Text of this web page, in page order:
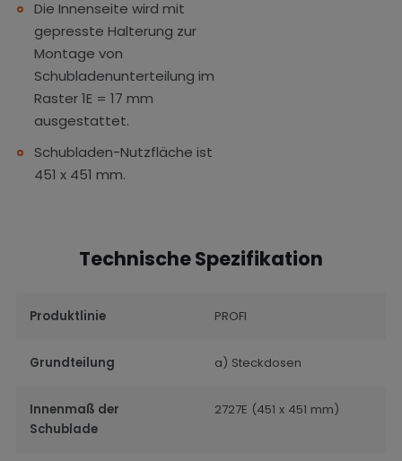
Die Innenseite wird mit
gepresste Halterung zur
Montage von
Schubladenunterteilung im
Raster 1E = 17 mm
ausgestattet.
Schubladen-Nutzfläche ist
451 x 451 mm.
Technische Spezifikation
Produktlinie PROFI
Grundteilung a) Steckdosen
Innenmaß der
Schublade
2727E (451 x 451 mm)